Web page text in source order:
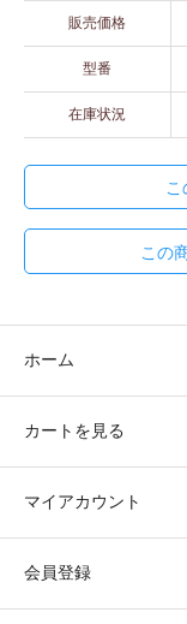
販売価格
型番
在庫状況
こ
この
ホーム
カートを見る
マイアカウント
会員登録